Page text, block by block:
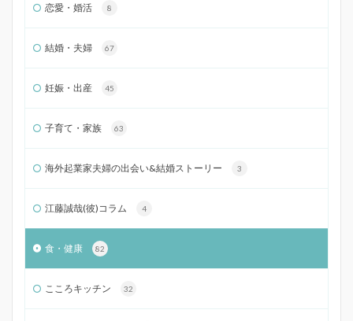
恋愛・婚活 8
結婚・夫婦 67
妊娠・出産 45
子育て・家族 63
海外起業家夫婦の出会い&結婚ストーリー 3
江藤誠哉(彼)コラム 4
食・健康 82
こころキッチン 32